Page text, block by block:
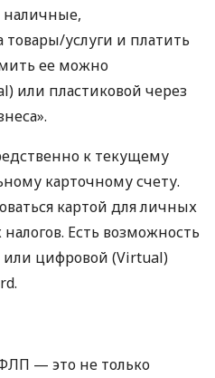
наличные,
товары/услуги и платить
ее можно
или пластиковой через
к текущему
карточному счету.
картой для личных
Есть возможность
или цифровой (Virtual)
— это не только